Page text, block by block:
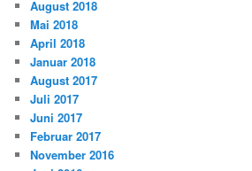
August 2018
Mai 2018
April 2018
Januar 2018
August 2017
Juli 2017
Juni 2017
Februar 2017
November 2016